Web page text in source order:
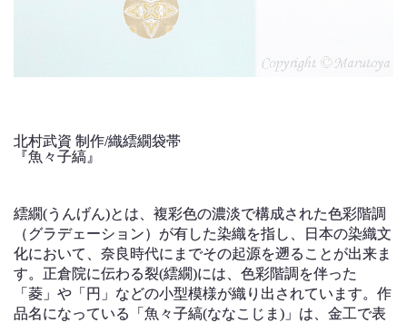
北村武資 制作/織繧繝袋帯
『魚々子縞』
繧繝(うんげん)とは、複彩色の濃淡で構成された色彩階調
（グラデェーション）が有した染織を指し、日本の染織文
化において、奈良時代にまでその起源を遡ることが出来ま
す。正倉院に伝わる裂(繧繝)には、色彩階調を伴った
「菱」や「円」などの小型模様が織り出されています。作
品名になっている「魚々子縞(ななこじま)」は、金工で表